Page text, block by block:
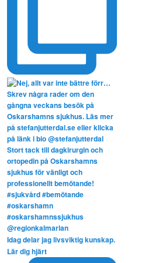
Idag delar jag livsviktig kunskap.
Lär dig hjärt